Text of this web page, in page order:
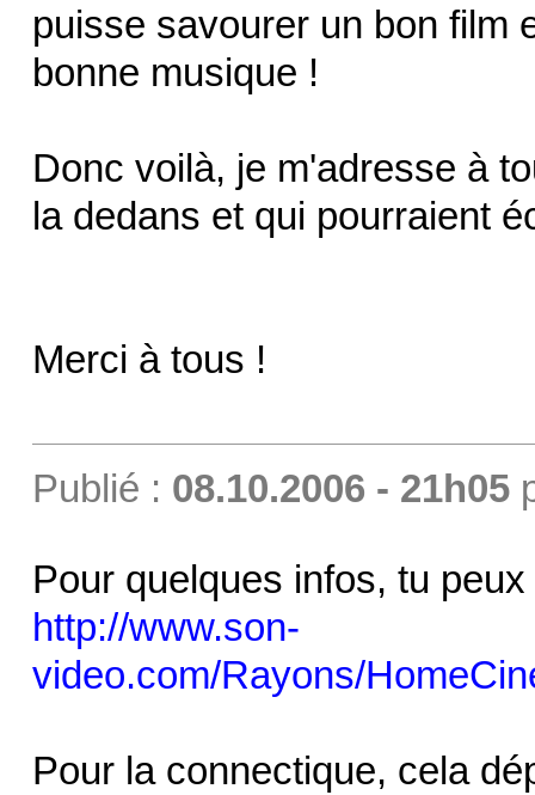
puisse savourer un bon film
bonne musique !
Donc voilà, je m'adresse à
la dedans et qui pourraient
Merci à tous !
Publié : 08.10.2006 - 21h05
Pour quelques infos, tu
http://www.son-
video.com/Rayons/
Pour la connectique, cela